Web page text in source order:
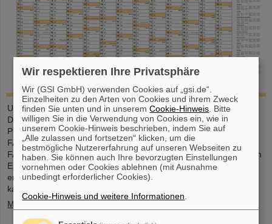
Unser großformatiger DIN-A2-Kalender bietet eine übersichtliche
Darstellung aller Feiertage und Schulferien sowie ausreichend
Platz für persönliche Notizen. Mit attraktiven Bildern von GSI und
FAIR ist er ein praktischer Begleiter durchs ganze Jahr. GSI- und
FAIR-Mitarbeitende können den Kalender direkt im Foyer oder am
Empfang in der Borsigstraße abholen. Externe Interessent*innen
erhalten ihn per Post: Bitte senden Sie eine E-Mail an gsi-
kalender(at)gsi.de mit Name, vollständiger Anschrift…
Mehr »
Wir respektieren Ihre Privatsphäre
Wir (GSI GmbH) verwenden Cookies auf „gsi.de“.
Einzelheiten zu den Arten von Cookies und ihrem Zweck
finden Sie unten und in unseremCookie-Hinweis . Bitte
willigen Sie in die Verwendung von Cookies ein, wie in
unserem Cookie-Hinweis beschrieben, indem Sie auf
„Alle zulassen und fortsetzen“ klicken, um die
bestmögliche Nutzererfahrung auf unseren Webseiten zu
haben. Sie können auch Ihre bevorzugten Einstellungen
vornehmen oder Cookies ablehnen (mit Ausnahme
unbedingt erforderlicher Cookies).
Cookie-Hinweis und weitere Informationen